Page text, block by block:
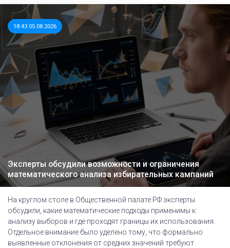
18:43 05.08.2026
Эксперты обсудили возможности и ограничения
математического анализа избирательных кампаний
На круглом столе в Общественной палате РФ эксперты
обсудили, какие математические подходы применимы к
анализу выборов и где проходят границы их использования.
Отдельное внимание было уделено тому, что формально
выявленные отклонения от средних значений требуют